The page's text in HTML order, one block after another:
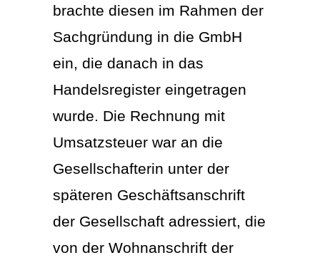
brachte diesen im Rahmen der
Sachgründung in die GmbH
ein, die danach in das
Handelsregister eingetragen
wurde. Die Rechnung mit
Umsatzsteuer war an die
Gesellschafterin unter der
späteren Geschäftsanschrift
der Gesellschaft adressiert, die
von der Wohnanschrift der